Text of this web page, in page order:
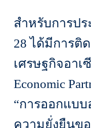
สำหรับการป
28 ได้มีการติ
เศรษฐกิจอาเ
Economic
“การออกแบ
ความยั่งยืนข